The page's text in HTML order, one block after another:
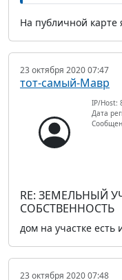
На публичной карте
23 октября 2020 07:47
тот-самый-Мавр
IP/Host:
Дата
RE: ЗЕМЕЛЬНЫЙ
СОБСТВЕННОСТЬ
дом на участке есть
23 октября 2020 07:48